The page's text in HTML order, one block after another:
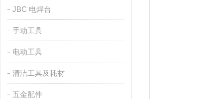
JBC 电焊台
手动工具
电动工具
清洁工具及耗材
五金配件